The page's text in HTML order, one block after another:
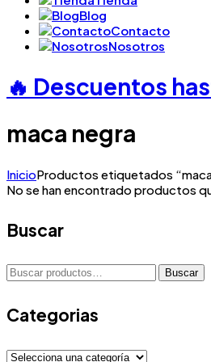
Blog
Contacto
Nosotros
🔥 Descuentos
maca negra
InicioProductos etiquetados
No se han encontrado productos
Buscar
Buscar
por:
Buscar
Categorias